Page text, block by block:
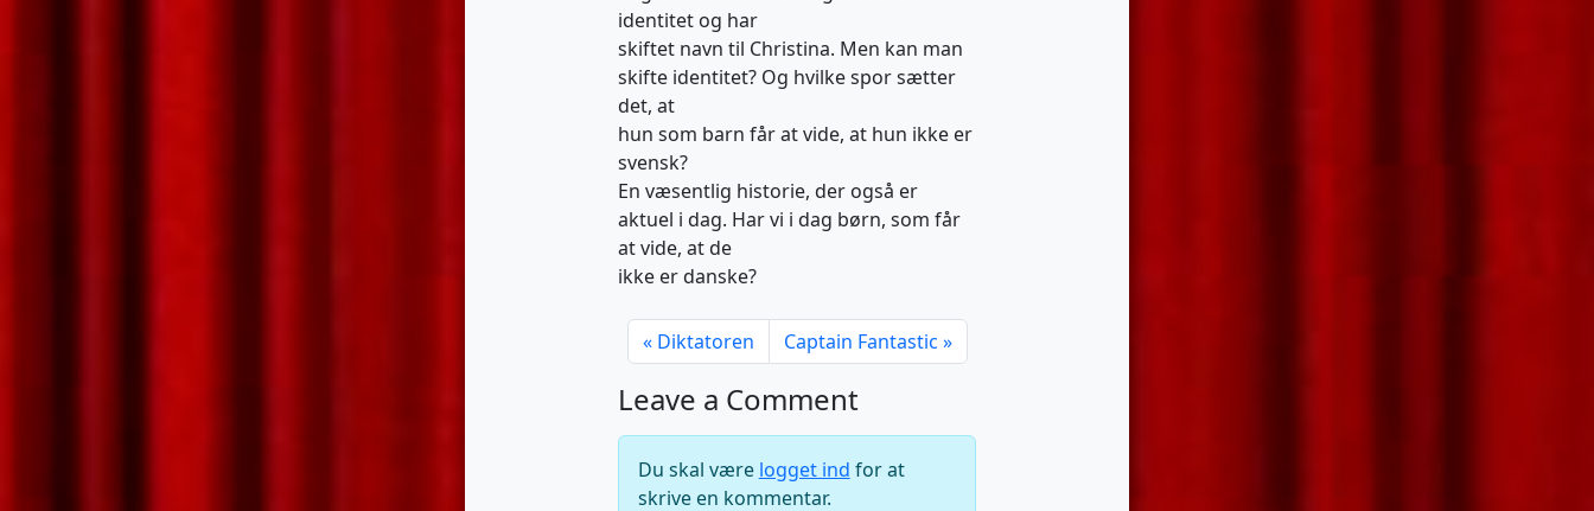
identitet og har
skiftet navn til Christina. Men kan man
skifte identitet? Og hvilke spor sætter
det, at
hun som barn får at vide, at hun ikke er
svensk?
En væsentlig historie, der også er
aktuel i dag. Har vi i dag børn, som får
at vide, at de
ikke er danske?
Diktatoren Captain Fantastic
Leave a Comment
Du skal være logget ind for at
skrive en kommentar.